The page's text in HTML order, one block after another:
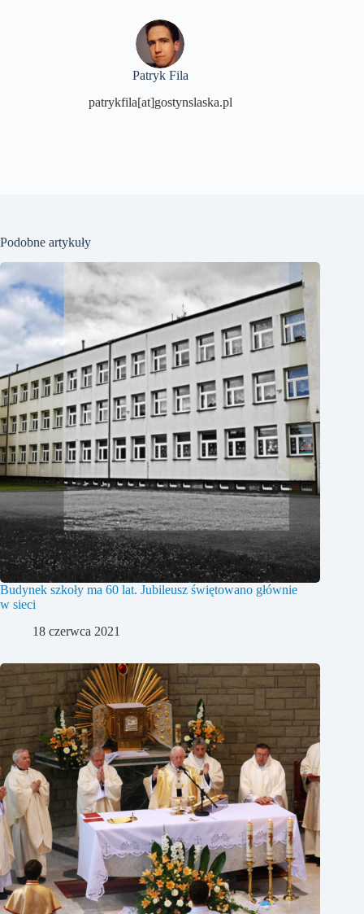
Patryk Fila
patrykfila[at]gostynslaska.pl
Podobne artykuły
Budynek szkoły ma 60 lat. Jubileusz świętowano głównie
w sieci
18 czerwca 2021